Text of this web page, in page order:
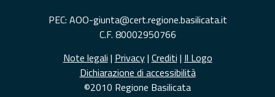
PEC: AOO-giunta@cert.regione.basilicata.it
C.F. 80002950766
Note legali | Privacy| Crediti | Il Logo
Dichiarazione di accessibilità
©2010 Regione Basilicata